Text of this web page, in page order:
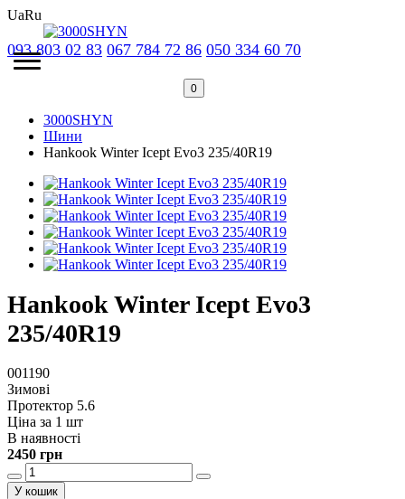
UaRu
093 803 02 83 067 784 72 86 050 334 60 70
0
3000SHYN
Шини
Hankook Winter Icept Evo3 235/40R19
Hankook Winter Icept Evo3
235/40R19
001190
Зимові
Протектор 5.6
Ціна за 1 шт
В наявності
2450 грн
У кошик